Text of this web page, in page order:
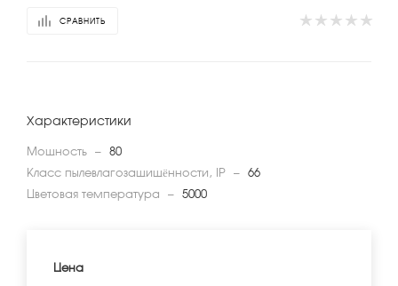
СРАВНИТЬ
Характеристики
Мощность — 80
Класс пылевлагозащищённости, IP — 66
Цветовая температура
— 5000
Цена